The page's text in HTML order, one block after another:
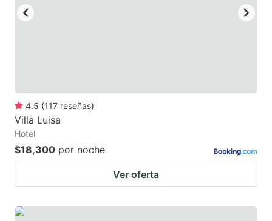
4.5 (117 reseñas)
Villa Luisa
Hotel
$18,300 por noche
Ver oferta